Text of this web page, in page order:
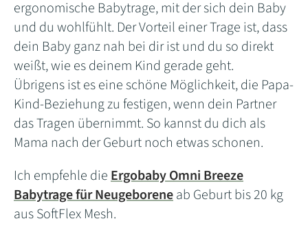
ergonomische Babytrage, mit der sich dein Baby
und du wohlfühlt. Der Vorteil einer Trage ist, dass
dein Baby ganz nah bei dir ist und du so direkt
weißt, wie es deinem Kind gerade geht.
Übrigens ist es eine schöne Möglichkeit, die Papa-
Kind-Beziehung zu festigen, wenn dein Partner
das Tragen übernimmt. So kannst du dich als
Mama nach der Geburt noch etwas schonen.
Ich empfehle dieErgobaby Omni Breeze
Babytrage für Neugeboreneab Geburt bis 20 kg
aus SoftFlex Mesh.